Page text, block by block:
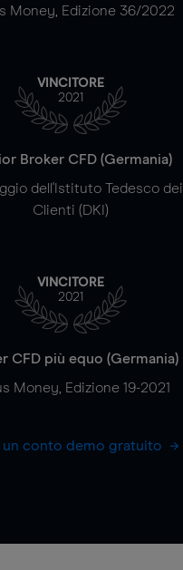
Money, Edizione 36/2022
VINCITORE
2021
Broker CFD (Germania)
dell'Istituto Tedesco dei
Clienti (DKI)
VINCITORE
2021
CFD più equo (Germania)
Money, Edizione 19-2021
un conto demo gratuito